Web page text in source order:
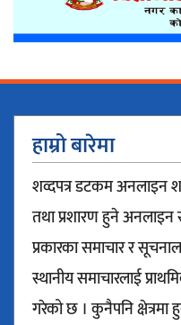
हाम्रो बारेमा
शव्दपत्र डटकम अनलाइन
तथा प्रशारण हुने
प्रकारका समाचार र
स्थानीय समाचारलाई
गरेको छ । कुनैपनि